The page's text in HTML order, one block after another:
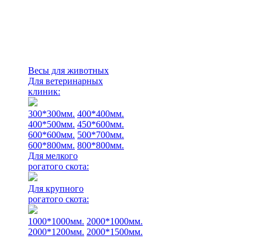
Весы для животных
Для ветеринарных
клиник:
300*300мм. 400*400мм.
400*500мм. 450*600мм.
600*600мм. 500*700мм.
600*800мм. 800*800мм.
Для мелкого
рогатого скота:
Для крупного
рогатого скота:
1000*1000мм. 2000*1000мм.
2000*1200мм. 2000*1500мм.